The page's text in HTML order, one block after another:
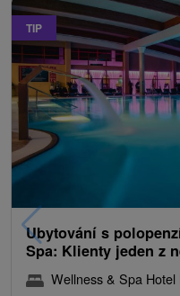
TIP
Ubytování s
Spa: Klienty jeden z
Wellness & Spa Hotel